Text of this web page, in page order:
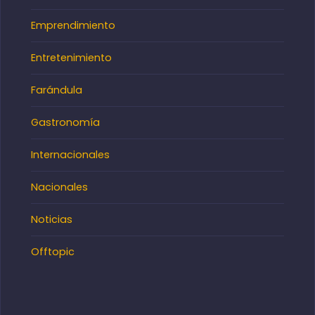
Emprendimiento
Entretenimiento
Farándula
Gastronomía
Internacionales
Nacionales
Noticias
Offtopic